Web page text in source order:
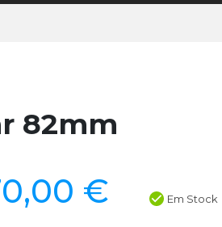
82mm
€ Em Stock